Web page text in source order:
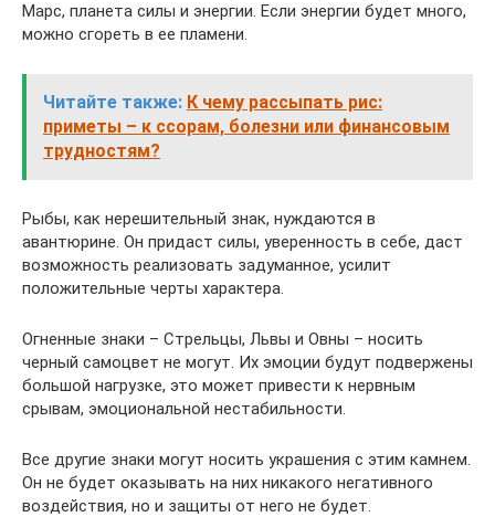
Марс, планета силы и энергии. Если энергии будет много,
можно сгореть в ее пламени.
Читайте также: К чему рассыпать рис:
приметы – к ссорам, болезни или финансовым
трудностям?
Рыбы, как нерешительный знак, нуждаются в
авантюрине. Он придаст силы, уверенность в себе, даст
возможность реализовать задуманное, усилит
положительные черты характера.
Огненные знаки – Стрельцы, Львы и Овны – носить
черный самоцвет не могут. Их эмоции будут подвержены
большой нагрузке, это может привести к нервным
срывам, эмоциональной нестабильности.
Все другие знаки могут носить украшения с этим камнем.
Он не будет оказывать на них никакого негативного
воздействия, но и защиты от него не будет.